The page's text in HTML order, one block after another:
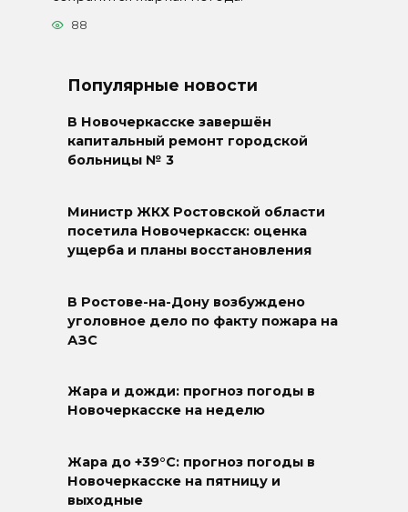
88
Популярные новости
В Новочеркасске завершён
капитальный ремонт городской
больницы № 3
Министр ЖКХ Ростовской области
посетила Новочеркасск: оценка
ущерба и планы восстановления
В Ростове-на-Дону возбуждено
уголовное дело по факту пожара на
АЗС
Жара и дожди: прогноз погоды в
Новочеркасске на неделю
Жара до +39°C: прогноз погоды в
Новочеркасске на пятницу и
выходные